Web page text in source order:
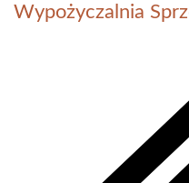
Wypożyczalnia